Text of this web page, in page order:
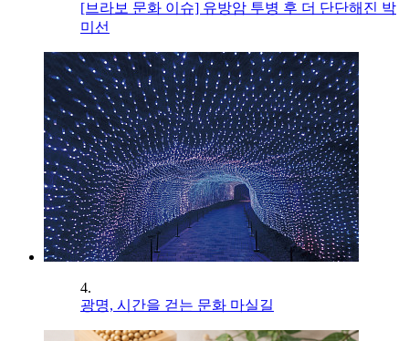
[브라보 문화 이슈] 유방암 투병 후 더 단단해진 박
미선
4.
광명, 시간을 걷는 문화 마실길